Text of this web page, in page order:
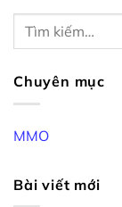
Chuyên mục
MMO
Bài viết mới